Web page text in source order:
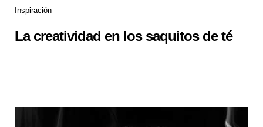
Inspiración
La creatividad en los saquitos de té